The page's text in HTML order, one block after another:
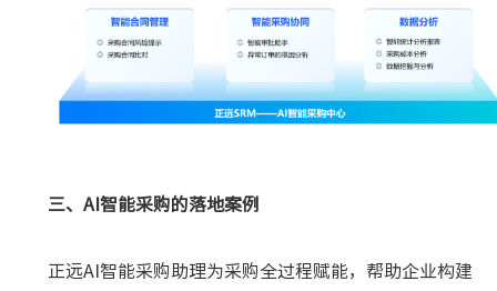
三、AI智能采购的落地案例
正远AI智能采购助理为采购全过程赋能，帮助企业构建